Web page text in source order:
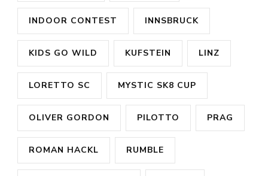
INDOOR CONTEST INNSBRUCK
KIDS GO WILD KUFSTEIN LINZ
LORETTO SC MYSTIC SK8 CUP
OLIVER GORDON PILOTTO PRAG
ROMAN HACKL RUMBLE